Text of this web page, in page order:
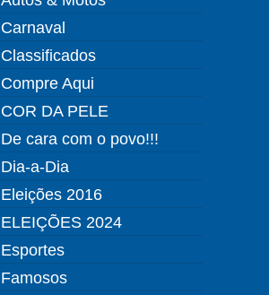
Carnaval
Classificados
Compre Aqui
COR DA PELE
De cara com o povo!!!
Dia-a-Dia
Eleições 2016
ELEIÇÕES 2024
Esportes
Famosos